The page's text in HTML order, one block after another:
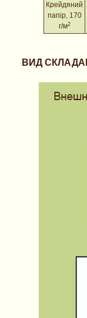
Крейдяний
папір, 170
г/м2
ВИД